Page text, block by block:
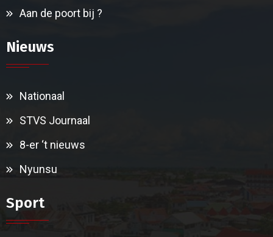
Aan de poort bij ?
Nieuws
Nationaal
STVS Journaal
8-er ‘t nieuws
Nyunsu
Sport